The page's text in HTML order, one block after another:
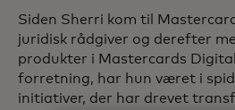
Siden Sherri kom til
juridisk rådgiver og derefter
produkter i Mastercards
forretning, har hun været i
initiativer, der har drevet